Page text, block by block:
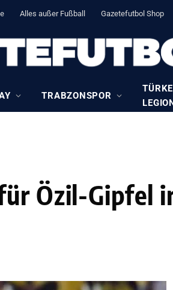
Alles außer Fußball Gazetefutbol Shop
TRABZONSPOR
Özil-Gipfel